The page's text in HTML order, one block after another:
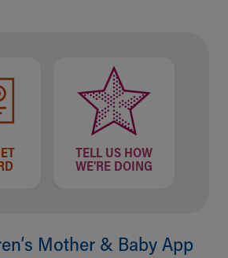
TELL US HOW
WE'RE DOING
Mother & Baby App